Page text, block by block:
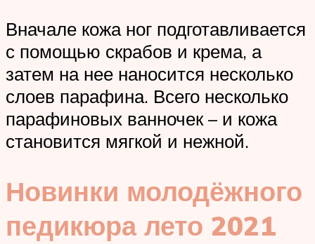
Вначале кожа ног подготавливается
с помощью скрабов и крема, а
затем на нее наносится несколько
слоев парафина. Всего несколько
парафиновых ванночек – и кожа
становится мягкой и нежной.
Новинки молодёжного
педикюра лето 2021